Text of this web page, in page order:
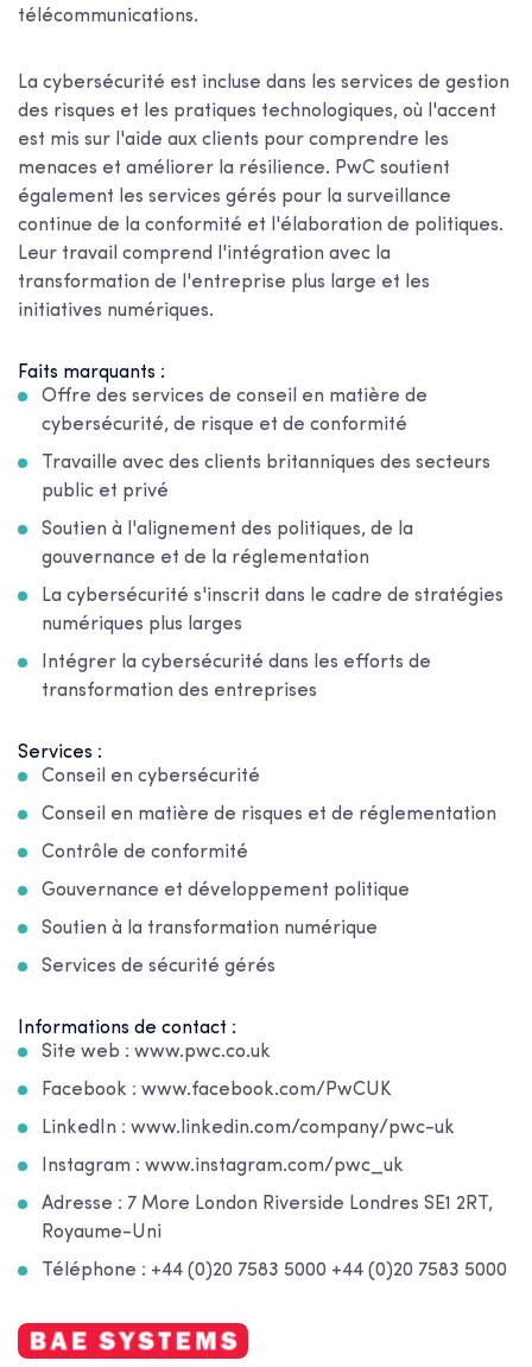
télécommunications.
La cybersécurité est incluse dans les services de gestion
des risques et les pratiques technologiques, où l'accent
est mis sur l'aide aux clients pour comprendre les
menaces et améliorer la résilience. PwC soutient
également les services gérés pour la surveillance
continue de la conformité et l'élaboration de politiques.
Leur travail comprend l'intégration avec la
transformation de l'entreprise plus large et les
initiatives numériques.
Faits marquants :
Offre des services de conseil en matière de
cybersécurité, de risque et de conformité
Travaille avec des clients britanniques des secteurs
public et privé
Soutien à l'alignement des politiques, de la
gouvernance et de la réglementation
La cybersécurité s'inscrit dans le cadre de stratégies
numériques plus larges
Intégrer la cybersécurité dans les efforts de
transformation des entreprises
Services :
Conseil en cybersécurité
Conseil en matière de risques et de réglementation
Contrôle de conformité
Gouvernance et développement politique
Soutien à la transformation numérique
Services de sécurité gérés
Informations de contact :
Site web : www.pwc.co.uk
Facebook : www.facebook.com/PwCUK
LinkedIn : www.linkedin.com/company/pwc-uk
Instagram : www.instagram.com/pwc_uk
Adresse : 7 More London Riverside Londres SE1 2RT,
Royaume-Uni
Téléphone : +44 (0)20 7583 5000 +44 (0)20 7583 5000